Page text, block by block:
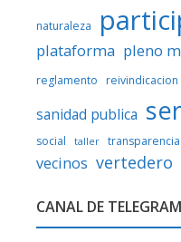
naturaleza
plataforma pleno
reglamento
reivindicacion
sanidad publica
social taller transparencia
vecinos vertedero
CANAL DE TELEGRAM